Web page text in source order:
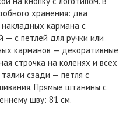
хранения: два
кармана с
— с петлёй для ручки или
карманов — декоративные
строчка на коленях и всех
сзади — петля с
Прямые штанины с
шву: 81 см.